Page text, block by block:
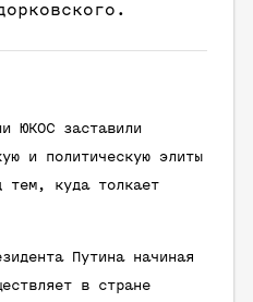
ЮКОС заставили
и политическую элиты
тем, куда толкает
Путина начиная
в стране